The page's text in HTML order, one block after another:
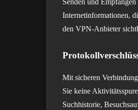
Senden und Empfangen
Internetinformationen,
den VPN-Anbieter
Mit sicheren
Sie keine
Suchhistorie,